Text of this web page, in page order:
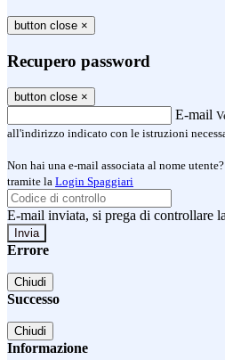
button close ×
Recupero password
button close ×
E-mail
all'indirizzo indicato con le istruzioni
Non hai una e-mail associata al nome
tramite la Login Spaggiari
E-mail inviata, si prega di controllare
Errore
Chiudi
Successo
Chiudi
Informazione